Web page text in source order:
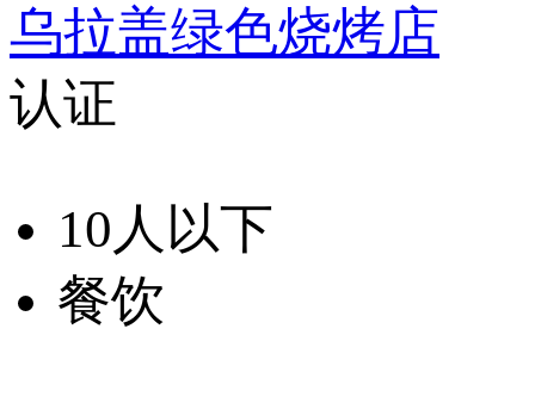
乌拉盖绿色烧烤店
认证
10人以下
餐饮